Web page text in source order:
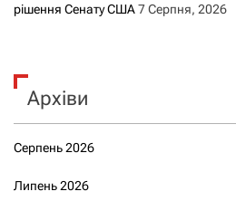
рішення Сенату США7 Серпня, 2026
Архіви
Серпень 2026
Липень 2026